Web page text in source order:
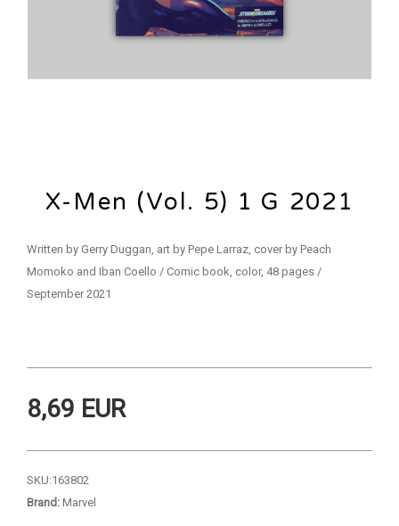
X-Men (Vol. 5) 1 G 2021
Written by Gerry Duggan, art by Pepe Larraz, cover by Peach
Momoko and Iban Coello / Comic book, color, 48 pages /
September 2021
8,69 EUR
SKU:163802
Brand: Marvel